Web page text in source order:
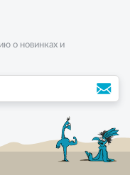
о новинках и